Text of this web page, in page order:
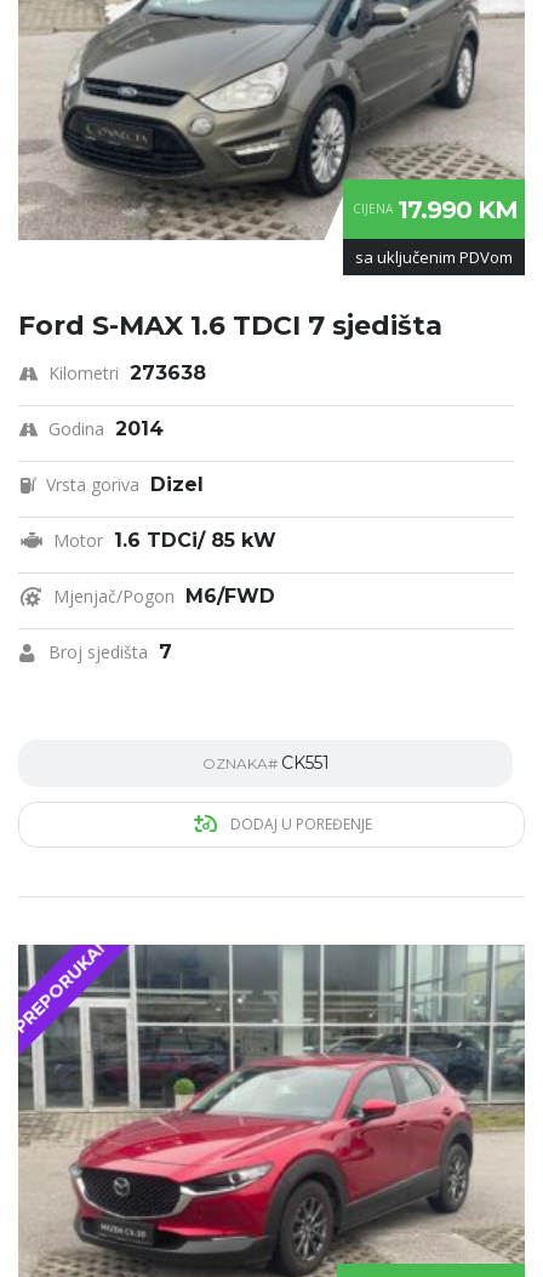
CIJENA 17.990 KM
sa uključenim PDVom
Ford S-MAX 1.6 TDCI 7 sjedišta
Kilometri 273638
Godina 2014
Vrsta goriva Dizel
Motor 1.6 TDCi/ 85 kW
Mjenjač/Pogon M6/FWD
Broj sjedišta 7
OZNAKA# CK551
DODAJ U POREĐENJE
PREPORUKA!